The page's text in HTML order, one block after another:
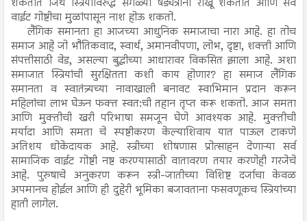
वाईट गोष्टीचा मुळांपासून नाश होऊ शकतो.
लैंगिक समानता हा आजच्या आधुनिक समाजाचा नारा आहे. हा तोच
समाज आहे जो भौतिकवाद, स्वार्थ, अमानवीपणा, लोभ, दृष्टा, शक्ती आणि
संपत्तीसाठी वेड, असल्या बुद्धीच्या आधारावर विकसित झाला आहे. अशा
समाजात स्त्रियांची सुरक्षितता कशी काय होणार? हा समाज लैंगिक
समानता व स्वातंत्र्यच्या नावाखाली बनावट स्वाभिमान प्रदान करून
महिलांचा लाभ घेऊन फक्त स्वत:ची तहान तृप्त करू शकतो. आज समता
आणि मुक्तीची खरी परिभाषा समजून घेणे आवश्यक आहे. मुक्तीची
मर्यादा आणि समता चे स्पष्टीकरण केल्याशिवाय यात पाऊल टाकणे
अतिशय धोकेदायक आहे. स्त्रीच्या शोषणास प्रोत्साहन देणाऱ्या सर्व
सामाजिक वाईट गोष्टी नष्ट करण्यासाठी वातावरण तयार करणेही गरजेचे
आहे. पुरुषाचे अनुकरण करून स्त्री-जातीच्या विशिष्ट दर्जाचा केवळ
अपमानच होईल आणि ही दुहेरी भूमिका बजावताना फसवणूकच स्त्रियांच्या
हाती लागेल.